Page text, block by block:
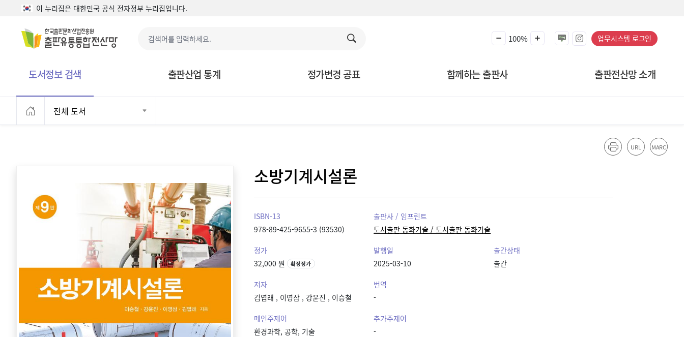
본문으로 바로가기이 누리집은 대한민국 공식 전자정부 누리집입니다.
100% 업무시스템 로그인
도서정보 검색 출판산업 통계 정가변경 공표 함께하는 출판사 출판전산망 소개
홈 전체 도서
소방기계시설론
ISBN-13
978-89-425-9655-3 (93530)
출판사 / 임프린트
도서출판 동화기술 / 도서출판 동화기술
정가
32,000 원
확정정가
발행일
2025-03-10
출간상태
출간
저자
김엽래 , 이영삼 , 강윤진 , 이승철
번역
-
메인주제어
환경과학, 공학, 기술
추가주제어
-
URL MARC